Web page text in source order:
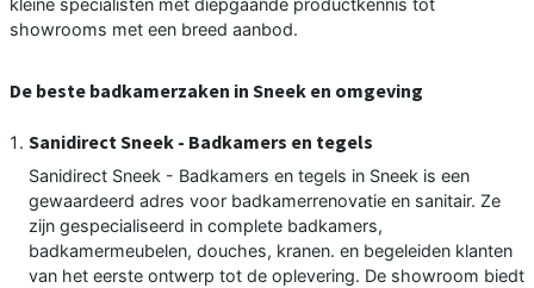
showrooms met een breed aanbod.
De beste badkamerzaken in Sneek en omgeving
Sanidirect Sneek - Badkamers en tegels
Sanidirect Sneek - Badkamers en tegels in Sneek is een
gewaardeerd adres voor badkamerrenovatie en sanitair. Ze
zijn gespecialiseerd in complete badkamers,
badkamermeubelen, douches, kranen. en begeleiden klanten
van het eerste ontwerp tot de oplevering. De showroom biedt